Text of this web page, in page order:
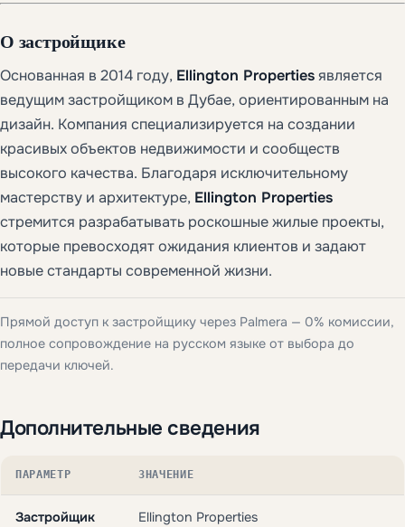
О застройщике
Основанная в 2014 году, Ellington Propertiesявляется
ведущим застройщиком в Дубае, ориентированным на
дизайн. Компания специализируется на создании
красивых объектов недвижимости и сообществ
высокого качества. Благодаря исключительному
мастерству и архитектуре, Ellington Properties
стремится разрабатывать роскошные жилые проекты,
которые превосходят ожидания клиентов и задают
новые стандарты современной жизни.
Прямой доступ к застройщику через Palmera — 0% комиссии,
полное сопровождение на русском языке от выбора до
передачи ключей.
Дополнительные сведения
ПАРАМЕТР ЗНАЧЕНИЕ
Застройщик Ellington Properties